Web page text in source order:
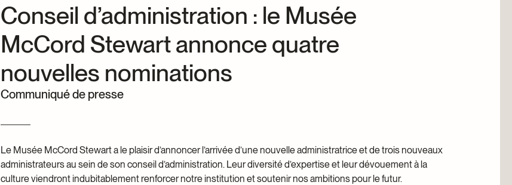
Conseil d’administration : le Musée
McCord Stewart annonce quatre
nouvelles nominations
Communiqué de presse
Le Musée McCord Stewart a le plaisir d’annoncer l’arrivée d’une nouvelle administratrice et de trois nouveaux
administrateurs au sein de son conseil d’administration. Leur diversité d’expertise et leur dévouement à la
culture viendront indubitablement renforcer notre institution et soutenir nos ambitions pour le futur.